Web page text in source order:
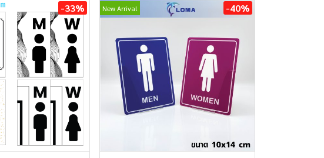
-33% New Arrival -40%